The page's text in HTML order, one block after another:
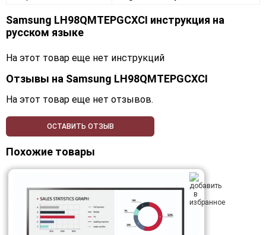
Samsung LH98QMTEPGCXCI инструкция на
русском языке
На этот товар еще нет инструкций
Отзывы на Samsung LH98QMTEPGCXCI
На этот товар еще нет отзывов.
ОСТАВИТЬ ОТЗЫВ
Похожие товары